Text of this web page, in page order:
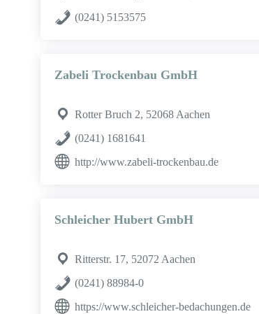
(0241) 5153575
Zabeli Trockenbau GmbH
Rotter Bruch 2, 52068 Aachen
(0241) 1681641
http://www.zabeli-trockenbau.de
Schleicher Hubert GmbH
Ritterstr. 17, 52072 Aachen
(0241) 88984-0
https://www.schleicher-bedachungen.de